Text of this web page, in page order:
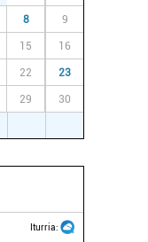
8 9
15 16
22 23
29 30
Iturria: